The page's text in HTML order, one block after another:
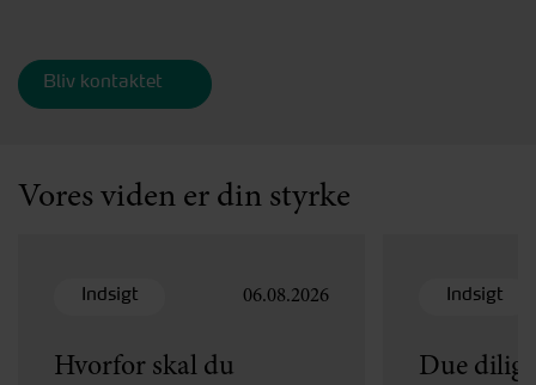
Vores viden er din styrke
Indsigt 06.08.2026
Hvorfor skal du
Indsigt
Due